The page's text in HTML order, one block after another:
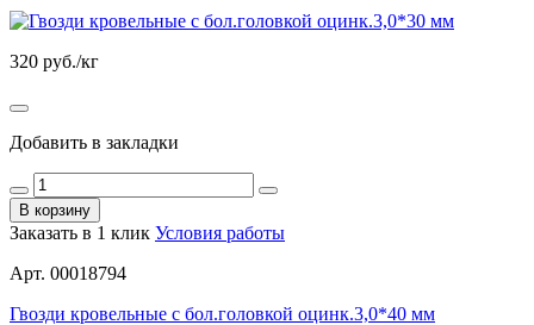
320 руб./кг
Добавить в закладки
В корзину
Заказать в 1 клик Условия работы
Арт. 00018794
Гвозди кровельные с бол.головкой оцинк.3,0*40 мм